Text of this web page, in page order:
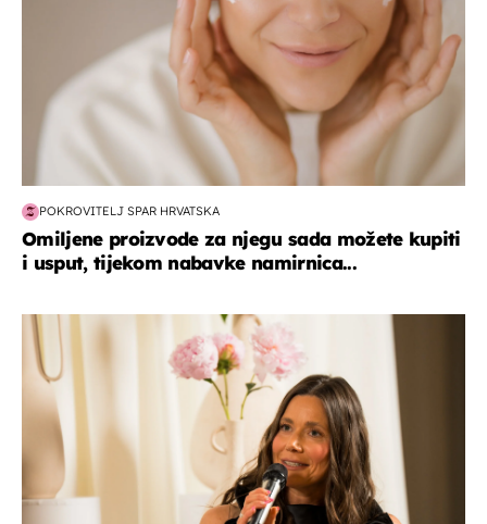
POKROVITELJ SPAR HRVATSKA
Omiljene proizvode za njegu sada možete kupiti
i usput, tijekom nabavke namirnica...
moda & ljepota